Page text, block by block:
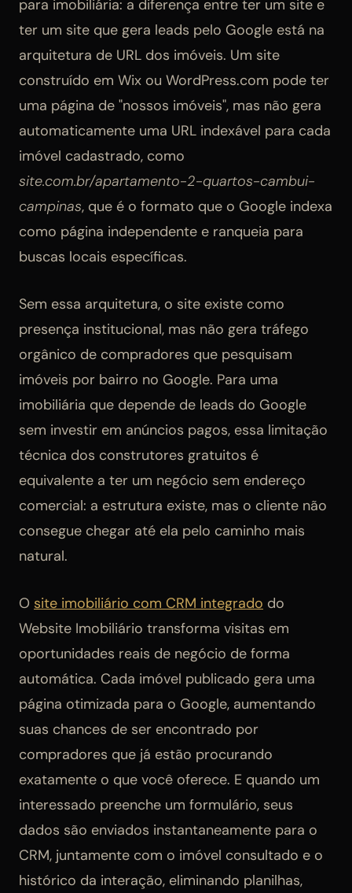
para imobiliária: a diferença entre ter um site e
ter um site que gera leads pelo Google está na
arquitetura de URL dos imóveis. Um site
construído em Wix ou WordPress.com pode ter
uma página de "nossos imóveis", mas não gera
automaticamente uma URL indexável para cada
imóvel cadastrado, como
site.com.br/apartamento-2-quartos-cambui-
campinas, que é o formato que o Google indexa
como página independente e ranqueia para
buscas locais específicas.
Sem essa arquitetura, o site existe como
presença institucional, mas não gera tráfego
orgânico de compradores que pesquisam
imóveis por bairro no Google. Para uma
imobiliária que depende de leads do Google
sem investir em anúncios pagos, essa limitação
técnica dos construtores gratuitos é
equivalente a ter um negócio sem endereço
comercial: a estrutura existe, mas o cliente não
consegue chegar até ela pelo caminho mais
natural.
O site imobiliário com CRM integrado do
Website Imobiliário transforma visitas em
oportunidades reais de negócio de forma
automática. Cada imóvel publicado gera uma
página otimizada para o Google, aumentando
suas chances de ser encontrado por
compradores que já estão procurando
exatamente o que você oferece. E quando um
interessado preenche um formulário, seus
dados são enviados instantaneamente para o
CRM, juntamente com o imóvel consultado e o
histórico da interação, eliminando planilhas,